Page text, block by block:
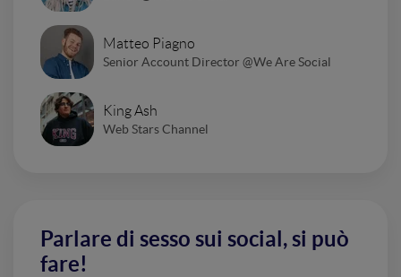
Matteo Piagno
Senior Account Director @We Are Social
King Ash
Web Stars Channel
Parlare di sesso sui social, si può
fare!